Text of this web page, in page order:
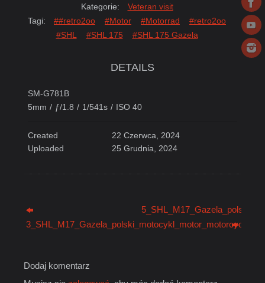
Kategorie:
Veteran visit
Tagi:
##retro2oo #Motor #Motorrad
#retro2oo
#SHL
#SHL 175 #SHL 175 Gazela
DETAILS
SM-G781B
5mm / ƒ/1.8 / 1/541s / ISO 40
Created
22 Czerwca, 2024
Uploaded
25 Grudnia, 2024
Dodaj komentarz